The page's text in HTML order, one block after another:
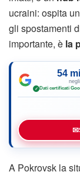
ucraini: ospita
gli spostamenti
importante, è la
54
✓ Dati certificati
✉
A Pokrovsk la